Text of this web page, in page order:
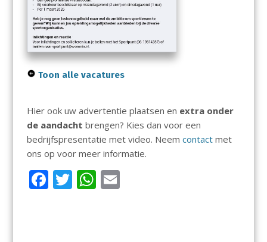
Toon alle vacatures
Hier ook uw advertentie plaatsen en extra onder
de aandacht brengen? Kies dan voor een
bedrijfspresentatie met video. Neem contactmet
ons op voor meer informatie.
F T W E